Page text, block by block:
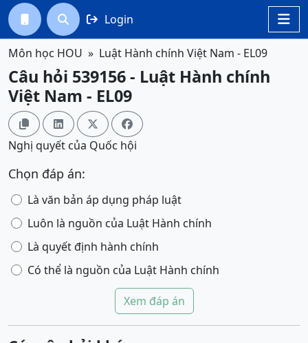

  Login
Môn học HOU Luật Hành chính Việt Nam - EL09
Câu hỏi 539156 - Luật Hành chính
Việt Nam - EL09
   
Nghị quyết của Quốc hội
Chọn đáp án:
Là văn bản áp dụng pháp luật
Luôn là nguồn của Luật Hành chính
Là quyết định hành chính
Có thể là nguồn của Luật Hành chính
Xem đáp án